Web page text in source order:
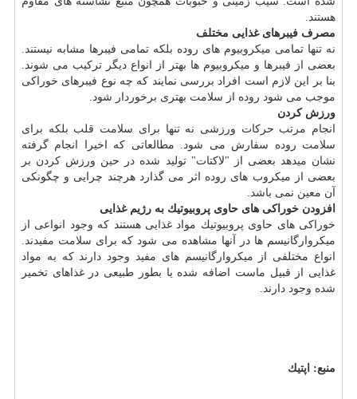
هستند.
مصرف فیبرهای غذایی مختلف
نه تنها تمامی میكروبیوم های روده بلكه تمامی فیبرها مشابه نیستند.
بعضی از فیبرها و میكروبیوم ها بهتر از انواع دیگر تركیب می شوند.
بنا بر این لازم است افراد بررسی نمایند كه چه نوع فیبرهای خوراكی
موجب می شود روده از سلامت بهتری برخوردار شود.
ورزش كردن
انجام مرتب حركات ورزشی نه تنها برای سلامت قلب بلكه برای
سلامت روده سفارش می شود. مطالعاتی كه اخیرا انجام گرفته
نشان میدهد بعضی از "لاكتات" تولید شده در حین ورزش كردن بر
بعضی از میكروب های روده اثر می گذارد هرچند چرایی و چگونكی
آن معین نمی باشد.
افزودن خوراكی های حاوی پروبیوتیك به رژیم غذایی
خوراكی های حاوی پروبیوتیك مواد غذایی هستند كه وجود انواعی از
میكروارگانیسم ها در آنها مشاهده می شود كه برای سلامت مفیدند.
انواع مختلفی از میكروارگانیسم های مفید وجود دارند كه به مواد
غذایی از قبیل ماست اضافه شده یا بطور طبیعی در غذاهای تخمیر
شده وجود دارند.
منبع: اپتیك